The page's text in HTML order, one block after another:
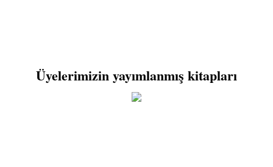
Üyelerimizin yayımlanmış kitapları